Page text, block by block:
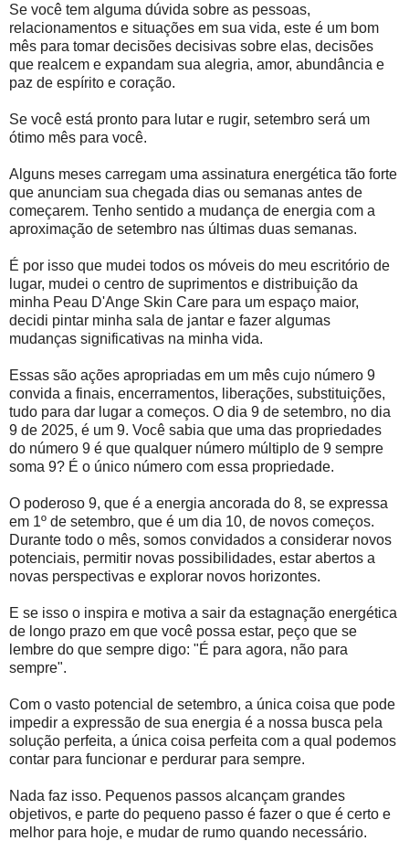
Se você tem alguma dúvida sobre as pessoas,
relacionamentos e situações em sua vida, este é um bom
mês para tomar decisões decisivas sobre elas, decisões
que realcem e expandam sua alegria, amor, abundância e
paz de espírito e coração.
Se você está pronto para lutar e rugir, setembro será um
ótimo mês para você.
Alguns meses carregam uma assinatura energética tão forte
que anunciam sua chegada dias ou semanas antes de
começarem. Tenho sentido a mudança de energia com a
aproximação de setembro nas últimas duas semanas.
É por isso que mudei todos os móveis do meu escritório de
lugar, mudei o centro de suprimentos e distribuição da
minha Peau D'Ange Skin Care para um espaço maior,
decidi pintar minha sala de jantar e fazer algumas
mudanças significativas na minha vida.
Essas são ações apropriadas em um mês cujo número 9
convida a finais, encerramentos, liberações, substituições,
tudo para dar lugar a começos. O dia 9 de setembro, no dia
9 de 2025, é um 9. Você sabia que uma das propriedades
do número 9 é que qualquer número múltiplo de 9 sempre
soma 9? É o único número com essa propriedade.
O poderoso 9, que é a energia ancorada do 8, se expressa
em 1º de setembro, que é um dia 10, de novos começos.
Durante todo o mês, somos convidados a considerar novos
potenciais, permitir novas possibilidades, estar abertos a
novas perspectivas e explorar novos horizontes.
E se isso o inspira e motiva a sair da estagnação energética
de longo prazo em que você possa estar, peço que se
lembre do que sempre digo: "É para agora, não para
sempre".
Com o vasto potencial de setembro, a única coisa que pode
impedir a expressão de sua energia é a nossa busca pela
solução perfeita, a única coisa perfeita com a qual podemos
contar para funcionar e perdurar para sempre.
Nada faz isso. Pequenos passos alcançam grandes
objetivos, e parte do pequeno passo é fazer o que é certo e
melhor para hoje, e mudar de rumo quando necessário.